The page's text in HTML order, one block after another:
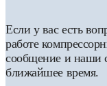
Если у вас есть
работе
сообщение и наши
ближайшее время.